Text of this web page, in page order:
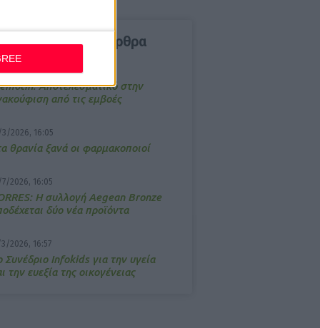
δημοφιλέστερα άρθρα
2026, 17:25
Αποτελεσματικό στην
από τις εμβοές
3/2026, 16:05
θρανία ξανά οι φαρμακοποιοί
7/2026, 16:05
Η συλλογή Aegean Bronze
δύο νέα προϊόντα
3/2026, 16:57
Συνέδριο Infokids για την υγεία
την ευεξία της οικογένειας